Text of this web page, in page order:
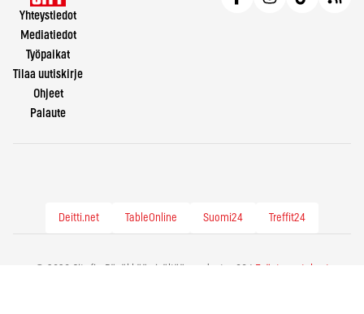
Yhteystiedot
Mediatiedot
Työpaikat
Tilaa uutiskirje
Ohjeet
Palaute
Deitti.net TableOnline Suomi24 Treffit24